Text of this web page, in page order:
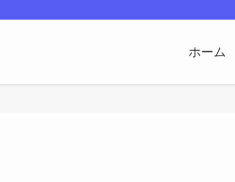
ホーム